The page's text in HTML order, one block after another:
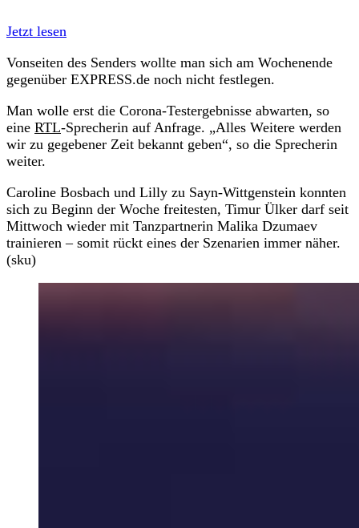
Jetzt lesen
Vonseiten des Senders wollte man sich am Wochenende
gegenüber EXPRESS.de noch nicht festlegen.
Man wolle erst die Corona-Testergebnisse abwarten, so
eine RTL-Sprecherin auf Anfrage. „Alles Weitere werden
wir zu gegebener Zeit bekannt geben“, so die Sprecherin
weiter.
Caroline Bosbach und Lilly zu Sayn-Wittgenstein konnten
sich zu Beginn der Woche freitesten, Timur Ülker darf seit
Mittwoch wieder mit Tanzpartnerin Malika Dzumaev
trainieren – somit rückt eines der Szenarien immer näher.
(sku)